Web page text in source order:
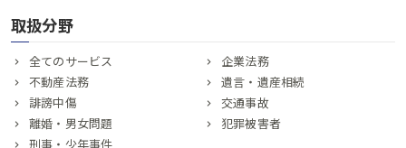
取扱分野
全てのサービス
企業法務
不動産法務
遺言・遺産相続
誹謗中傷
交通事故
離婚・男女問題
犯罪被害者